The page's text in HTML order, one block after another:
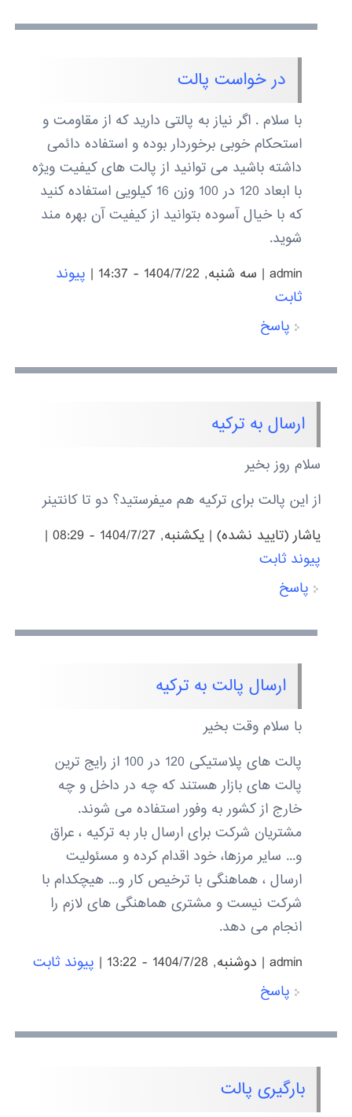
در خواست پالت
با سلام . اگر نیاز به پالتی دارید که از مقاومت و
استحکام خوبی برخوردار بوده و استفاده دائمی
داشته باشید می توانید از پالت های کیفیت ویژه
با ابعاد 120 در 100 وزن 16 کیلویی استفاده کنید
که با خیال آسوده بتوانید از کیفیت آن بهره مند
شوید.
admin
| سه شنبه, 1404/7/22 - 14:37 | پیوند
ثابت
پاسخ
ارسال به ترکیه
سلام روز بخیر
از این پالت برای ترکیه هم میفرستید؟ دو تا کانتینر
یاشار (تایید نشده)| يكشنبه, 1404/7/27 - 08:29
|
پیوند ثابت
پاسخ
ارسال پالت به ترکیه
با سلام وقت بخیر
پالت های پلاستیکی 120 در 100 از رایج ترین
پالت های بازار هستند که چه در داخل و چه
خارج از کشور به وفور استفاده می شوند.
مشتریان شرکت برای ارسال بار به ترکیه ، عراق
و... سایر مرزها، خود اقدام کرده و مسئولیت
ارسال ، هماهنگی با ترخیص کار و... هیچکدام با
شرکت نیست و مشتری هماهنگی های لازم را
انجام می دهد.
admin
| دوشنبه, 1404/7/28 - 13:22 | پیوند ثابت
پاسخ
بارگیری پالت